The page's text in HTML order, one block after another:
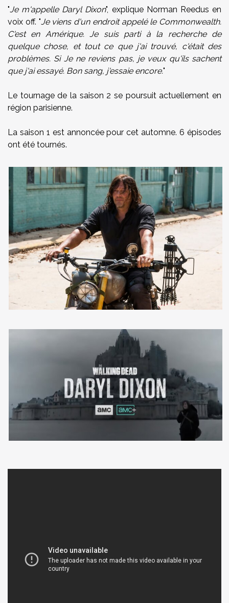
"Je m'appelle Daryl Dixon", explique Norman Reedus en
voix off. "Je viens d'un endroit appelé le Commonwealth.
C'est en Amérique. Je suis parti à la recherche de
quelque chose, et tout ce que j'ai trouvé, c'était des
problèmes. Si Je ne reviens pas, je veux qu'ils sachent
que j'ai essayé. Bon sang, j'essaie encore."
Le tournage de la saison 2 se poursuit actuellement en
région parisienne.
La saison 1 est annoncée pour cet automne. 6 épisodes
ont été tournés.